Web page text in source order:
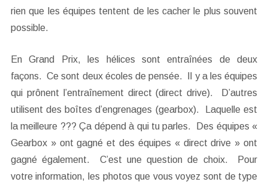
rien que les équipes tentent de les cacher le plus souvent
possible.
En Grand Prix, les hélices sont entraînées de deux
façons. Ce sont deux écoles de pensée. Il y a les équipes
qui prônent l’entraînement direct (direct drive). D’autres
utilisent des boîtes d’engrenages (gearbox). Laquelle est
la meilleure ??? Ça dépend à qui tu parles. Des équipes «
Gearbox » ont gagné et des équipes « direct drive » ont
gagné également. C’est une question de choix. Pour
votre information, les photos que vous voyez sont de type